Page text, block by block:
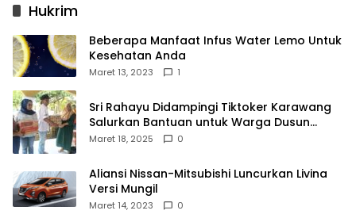
Hukrim
Beberapa Manfaat Infus Water Lemo Untuk
Kesehatan Anda
Maret 13, 2023 1
Sri Rahayu Didampingi Tiktoker Karawang
Salurkan Bantuan untuk Warga Dusun
Kampek Desa Karangligar
Maret 18, 2025 0
Aliansi Nissan-Mitsubishi Luncurkan Livina
Versi Mungil
Maret 14, 2023 0